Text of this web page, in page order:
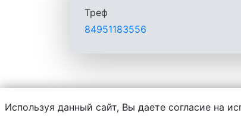
Треф
84951183556
Администрация сайта не несет
Используя данный сайт, Вы даете согласие на